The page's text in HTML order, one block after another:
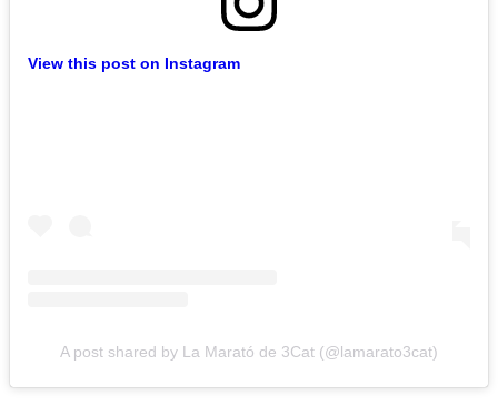
View this post on Instagram
A post shared by La Marató de 3Cat (@lamarato3cat)